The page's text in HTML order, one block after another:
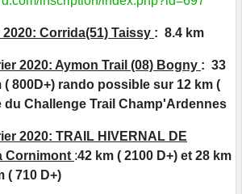
Corrida(51) Taissy : 8.4 km
2020: Aymon Trail (08) Bogny : 33
( 800D+) rando possible sur 12 km (
du Challenge Trail Champ'Ardennes
2020: TRAIL HIVERNAL DE
Cornimont :42 km ( 2100 D+) et 28 km
( 710 D+)